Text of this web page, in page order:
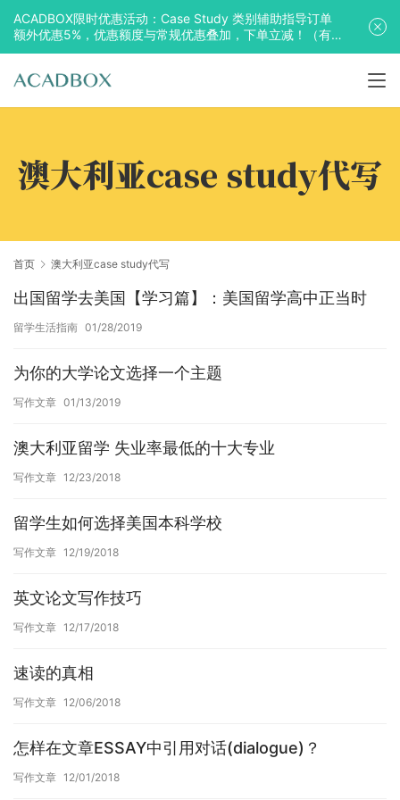
澳大利亚case study代写
首页 澳大利亚case study代写
出国留学去美国【学习篇】：美国留学高中正当时
留学生活指南 01/28/2019
为你的大学论文选择一个主题
写作文章 01/13/2019
澳大利亚留学 失业率最低的十大专业
写作文章 12/23/2018
留学生如何选择美国本科学校
写作文章 12/19/2018
英文论文写作技巧
写作文章 12/17/2018
速读的真相
写作文章 12/06/2018
怎样在文章ESSAY中引用对话(dialogue)？
写作文章 12/01/2018
ACADBOX限时优惠活动：Case Study 类别辅助指导订单
额外优惠5%，优惠额度与常规优惠叠加，下单立减！（有
效期至2025年10月31日）